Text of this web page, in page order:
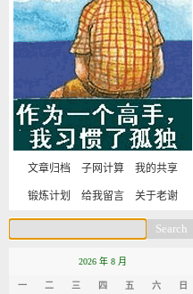
文章归档 子网计算 我的共享
锻炼计划 给我留言 关于老谢
2026 年 8 月
一 二 三 四 五 六 日